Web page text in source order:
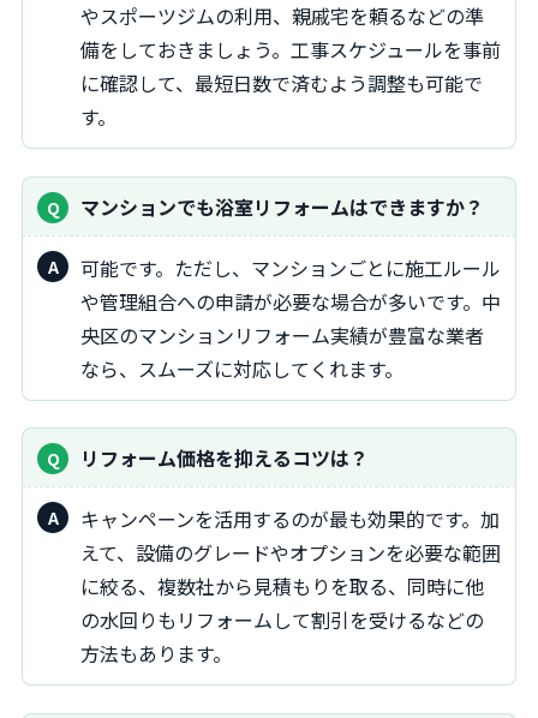
やスポーツジムの利用、親戚宅を頼るなどの準
備をしておきましょう。工事スケジュールを事前
に確認して、最短日数で済むよう調整も可能で
す。
マンションでも浴室リフォームはできますか？
可能です。ただし、マンションごとに施工ルール
や管理組合への申請が必要な場合が多いです。中
央区のマンションリフォーム実績が豊富な業者
なら、スムーズに対応してくれます。
リフォーム価格を抑えるコツは？
キャンペーンを活用するのが最も効果的です。加
えて、設備のグレードやオプションを必要な範囲
に絞る、複数社から見積もりを取る、同時に他
の水回りもリフォームして割引を受けるなどの
方法もあります。